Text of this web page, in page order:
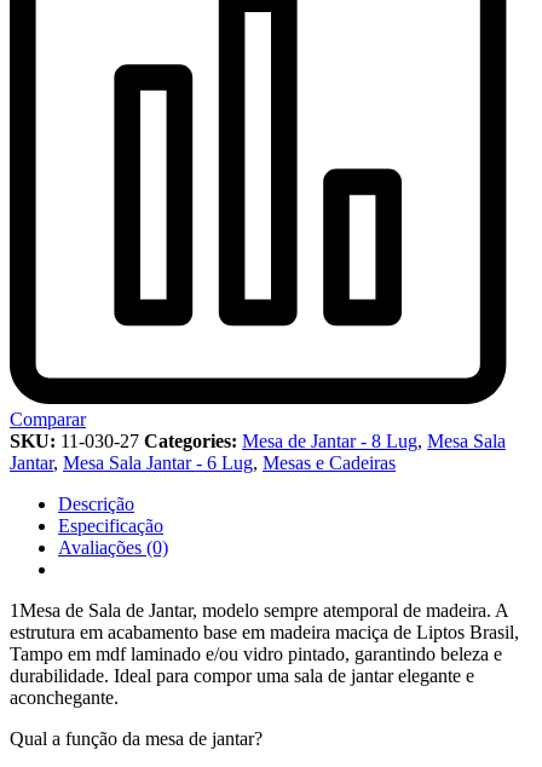
Comparar
SKU: 11-030-27 Categories: Mesa de Jantar - 8 Lug, Mesa Sala
Jantar, Mesa Sala Jantar - 6 Lug, Mesas e Cadeiras
Descrição
Especificação
Avaliações (0)
1Mesa de Sala de Jantar, modelo sempre atemporal de madeira. A
estrutura em acabamento base em madeira maciça de Liptos Brasil,
Tampo em mdf laminado e/ou vidro pintado, garantindo beleza e
durabilidade. Ideal para compor uma sala de jantar elegante e
aconchegante.
Qual a função da mesa de jantar?